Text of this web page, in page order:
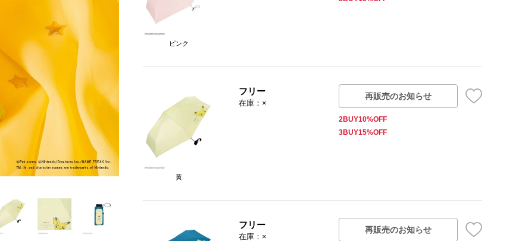
ピンク
黄
フリー
在庫：×
再販売のお知らせ
2BUY10%OFF
3BUY15%OFF
フリー
在庫：×
再販売のお知らせ